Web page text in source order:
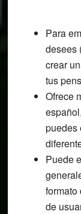
Para
desees
crear
tus
Ofrece
puedes
Puede
formato
de